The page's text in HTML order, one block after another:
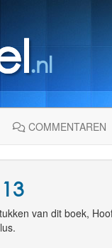
COMMENTAREN
van dit boek,